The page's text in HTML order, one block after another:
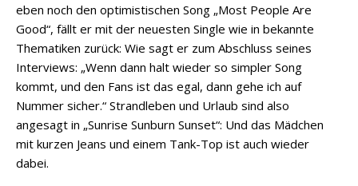
eben noch den optimistischen Song „Most People Are
Good“, fällt er mit der neuesten Single wie in bekannte
Thematiken zurück: Wie sagt er zum Abschluss seines
Interviews: „Wenn dann halt wieder so simpler Song
kommt, und den Fans ist das egal, dann gehe ich auf
Nummer sicher.“ Strandleben und Urlaub sind also
angesagt in „Sunrise Sunburn Sunset“: Und das Mädchen
mit kurzen Jeans und einem Tank-Top ist auch wieder
dabei.